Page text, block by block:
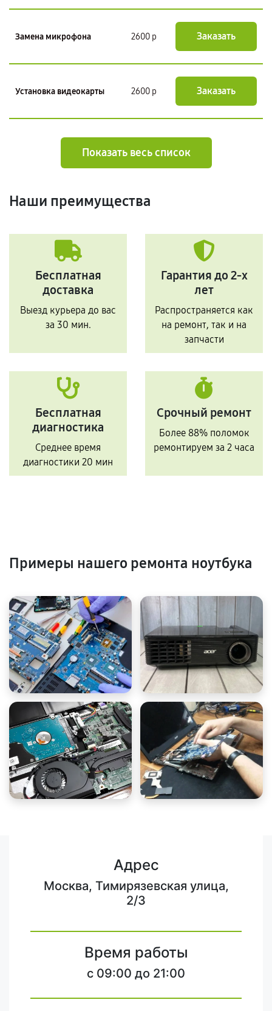
Замена микрофона 2600 р Заказать
Установка видеокарты 2600 р Заказать
Показать весь список
Наши преимущества
Бесплатная
доставка
Выезд курьера до вас
за 30 мин.
Гарантия до 2-х
лет
Распространяется как
на ремонт, так и на
запчасти
Бесплатная
диагностика
Среднее время
диагностики 20 мин
Срочный ремонт
Более 88% поломок
ремонтируем за 2 часа
Примеры нашего ремонта ноутбука
Адрес
Москва, Тимирязевская улица,
2/3
Время работы
c 09:00 до 21:00